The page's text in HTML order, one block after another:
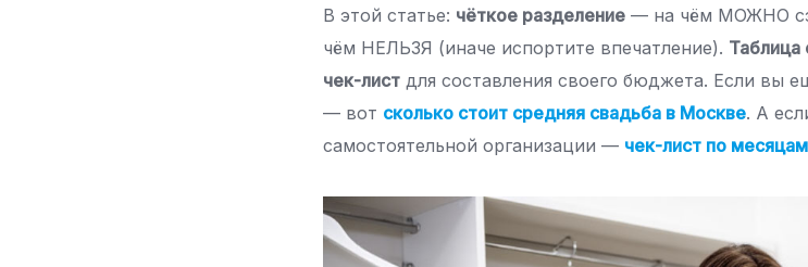
В этой статье: чёткое разделение — на чём МОЖНО
чём НЕЛЬЗЯ (иначе испортите впечатление). Таблица
чек-лист для составления своего бюджета. Если вы
— вот сколько стоит средняя свадьба в Москве. А
самостоятельной организации — чек-лист по месяцам